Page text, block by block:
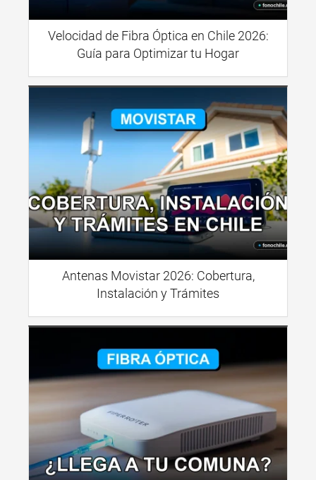
Velocidad de Fibra Óptica en Chile 2026:
Guía para Optimizar tu Hogar
Antenas Movistar 2026: Cobertura,
Instalación y Trámites